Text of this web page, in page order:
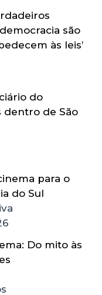
são
às leis’
do
dentro de São
para o
do Sul
Do mito às